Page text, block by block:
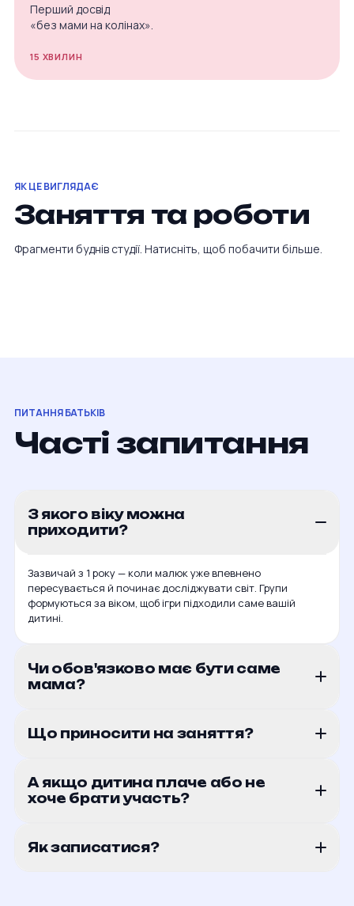
Перший досвід
«без мами на колінах».
15 ХВИЛИН
ЯК ЦЕ ВИГЛЯДАЄ
Заняття та роботи
Фрагменти буднів студії. Натисніть, щоб побачити більше.
ПИТАННЯ БАТЬКІВ
Часті запитання
З якого віку можна
приходити?
Зазвичай з 1 року — коли малюк уже впевнено
пересувається й починає досліджувати світ. Групи
формуються за віком, щоб ігри підходили саме вашій
дитині.
Чи обов'язково має бути саме
мама?
Що приносити на заняття?
А якщо дитина плаче або не
хоче брати участь?
Як записатися?